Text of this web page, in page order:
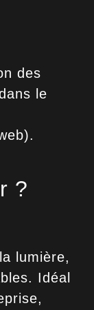
des
le
?
lumière,
Idéal